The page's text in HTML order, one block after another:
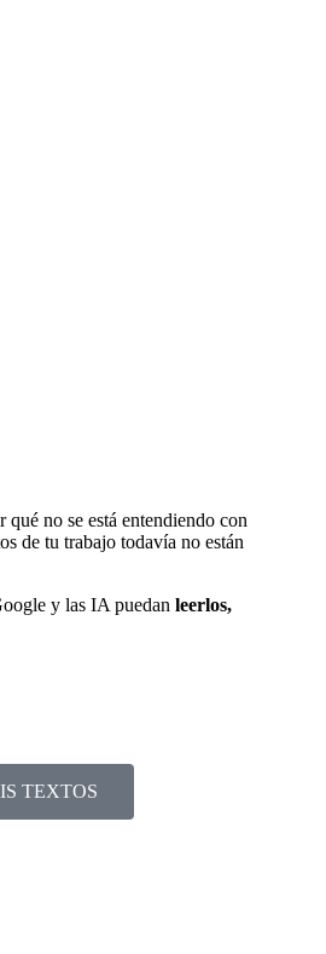
no se está entendiendo con
de tu trabajo todavía no están
y las IA puedan leerlos,
TEXTOS